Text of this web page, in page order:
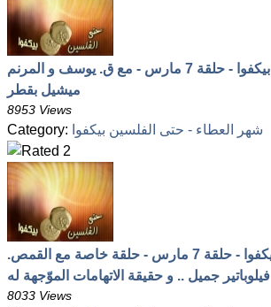
حتى الفلسين بيكفوا - حلقة 7 مارس - مع ق. يوسف و المرنم
ميشيل بقطر
8953 Views
Category: شهر العطاء - حتى الفلسين بيكفوا
حتى الفلسين بيكفوا - حلقة 7 مارس - حلقة خاصة مع القمص.
فيلوباتير جميل .. و حقيقة الاتهامات الموّجهة له
8033 Views